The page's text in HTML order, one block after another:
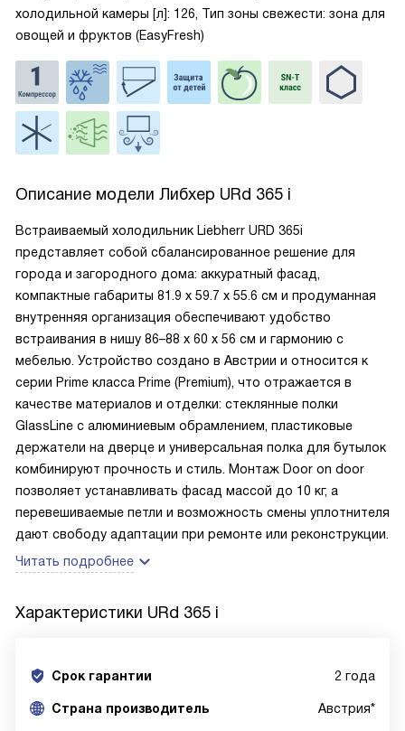
холодильной камеры [л]: 126, Тип зоны свежести: зона для
овощей и фруктов (EasyFresh)
Описание модели Либхер URd 365 i
Встраиваемый холодильник Liebherr URD 365i
представляет собой сбалансированное решение для
города и загородного дома: аккуратный фасад,
компактные габариты 81.9 х 59.7 х 55.6 см и продуманная
внутренняя организация обеспечивают удобство
встраивания в нишу 86–88 х 60 х 56 см и гармонию с
мебелью. Устройство создано в Австрии и относится к
серии Prime класса Prime (Premium), что отражается в
качестве материалов и отделки: стеклянные полки
GlassLine с алюминиевым обрамлением, пластиковые
держатели на дверце и универсальная полка для бутылок
комбинируют прочность и стиль. Монтаж Door on door
позволяет устанавливать фасад массой до 10 кг, а
перевешиваемые петли и возможность смены уплотнителя
дают свободу адаптации при ремонте или реконструкции.
Читать подробнее
Характеристики URd 365 i
Срок гарантии 2 года
Cтрана производитель Австрия*